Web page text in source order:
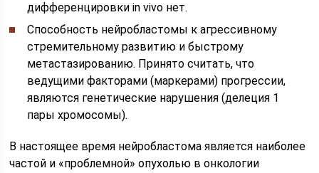
дифференцировки in vivo нет.
Способность нейробластомы к агрессивному
стремительному развитию и быстрому
метастазированию. Принято считать, что
ведущими факторами (маркерами) прогрессии,
являются генетические нарушения (делеция 1
пары хромосомы).
В настоящее время нейробластома является наиболее
частой и «проблемной» опухолью в онкологии